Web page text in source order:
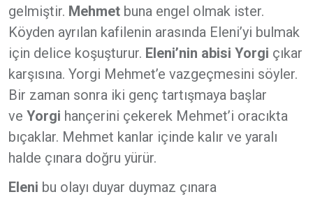
gelmiştir. Mehmet buna engel olmak ister.
Köyden ayrılan kafilenin arasında Eleni’yi bulmak
için delice koşuşturur. Eleni’nin abisi Yorgi çıkar
karşısına. Yorgi Mehmet’e vazgeçmesini söyler.
Bir zaman sonra iki genç tartışmaya başlar
ve Yorgi hançerini çekerek Mehmet’i oracıkta
bıçaklar. Mehmet kanlar içinde kalır ve yaralı
halde çınara doğru yürür.
Eleni bu olayı duyar duymaz çınara